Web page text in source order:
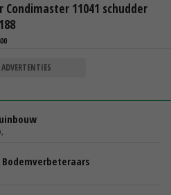
Condimaster 11041 schudder